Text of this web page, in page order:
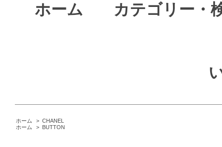
ホーム カテゴリー・
ホーム > CHANEL
ホーム
> BUTTON